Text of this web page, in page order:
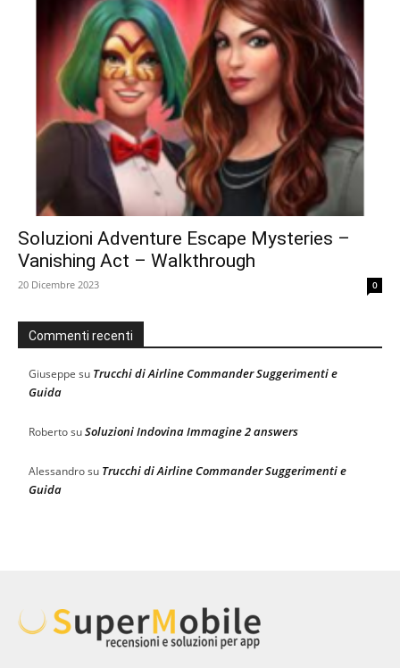
Soluzioni Adventure Escape Mysteries –
Vanishing Act – Walkthrough
20 Dicembre 2023 0
Commenti recenti
Giuseppe su Trucchi di Airline Commander Suggerimenti e
Guida
RobertosuSoluzioni Indovina Immagine 2 answers
Alessandrosu Trucchi di Airline Commander Suggerimenti e
Guida